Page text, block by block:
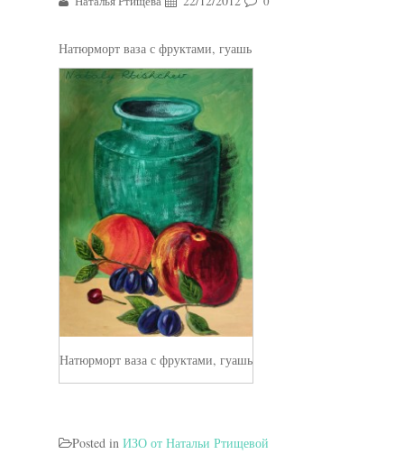
Натюрморт ваза с фруктами, гуашь
Натюрморт ваза с фруктами, гуашь
Posted in ИЗО от Натальи Ртищевой